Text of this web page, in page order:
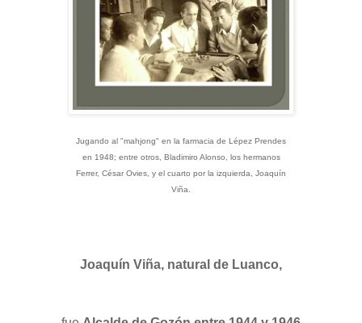
Jugando al "mahjong" en la farmacia de Lépez Prendes
en 1948; entre otros, Bladimiro Alonso, los hermanos
Ferrer, César Ovies, y el cuarto por la izquierda, Joaquín
Viña.
Joaquín Viña, natural de Luanco,